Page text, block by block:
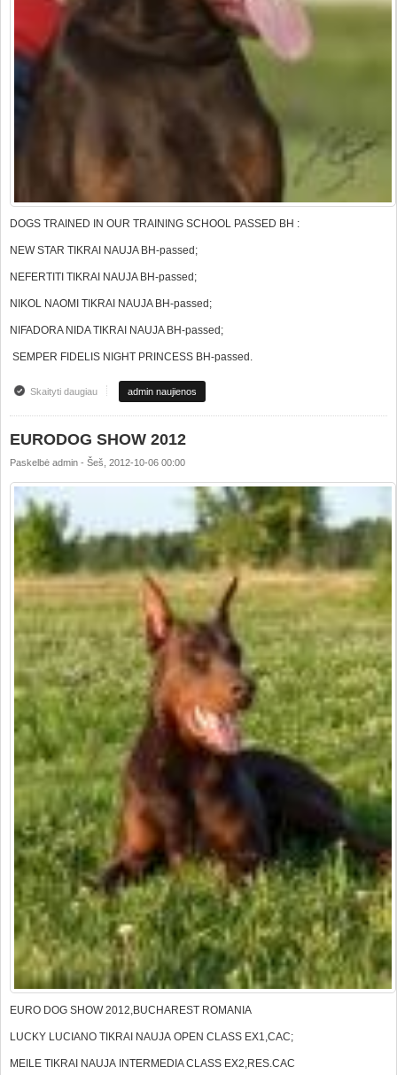
DOGS TRAINED IN OUR TRAINING SCHOOL PASSED BH :
NEW STAR TIKRAI NAUJA BH-passed;
NEFERTITI TIKRAI NAUJA BH-passed;
NIKOL NAOMI TIKRAI NAUJA BH-passed;
NIFADORA NIDA TIKRAI NAUJA BH-passed;
SEMPER FIDELIS NIGHT PRINCESS BH-passed.
Skaityti daugiauapie Working results
admin naujienos
EURODOG SHOW 2012
Paskelbė admin - Šeš, 2012-10-06 00:00
EURO DOG SHOW 2012,BUCHAREST ROMANIA
LUCKY LUCIANO TIKRAI NAUJA OPEN CLASS EX1,CAC;
MEILE TIKRAI NAUJA INTERMEDIA CLASS EX2,RES.CAC